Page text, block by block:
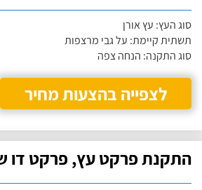
סוג העץ: עץ אורן
תשתית קיימת: על גבי מרצפות
סוג התקנה: הנחה צפה
לצפייה בהצעות מחיר
התקנת פרקט עץ, פרקט דו